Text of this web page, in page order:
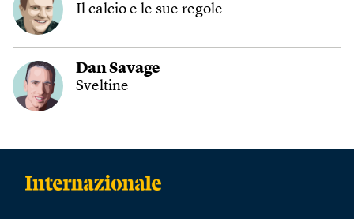
Il calcio e le sue regole
Dan Savage
Sveltine